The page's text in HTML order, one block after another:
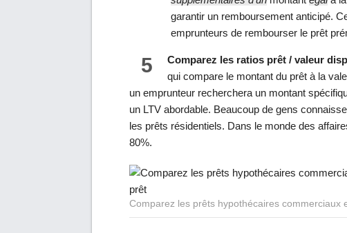
garantir un remboursement anticipé.
emprunteurs de rembourser le prêt
5 Comparez les ratios prêt / valeur
qui compare le montant du prêt à la
un emprunteur recherchera un montant
un LTV abordable. Beaucoup de gens
les prêts résidentiels. Dans le monde des
80%.
Comparez les prêts hypothécaires commerciaux